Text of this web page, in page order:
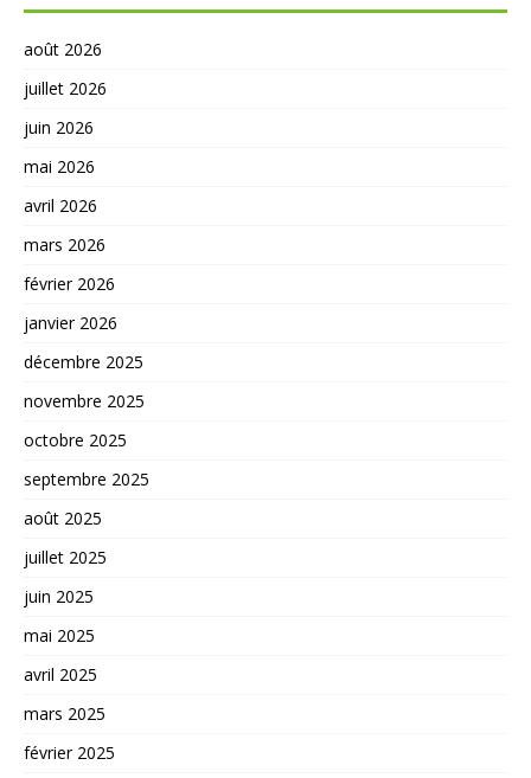
août 2026
juillet 2026
juin 2026
mai 2026
avril 2026
mars 2026
février 2026
janvier 2026
décembre 2025
novembre 2025
octobre 2025
septembre 2025
août 2025
juillet 2025
juin 2025
mai 2025
avril 2025
mars 2025
février 2025